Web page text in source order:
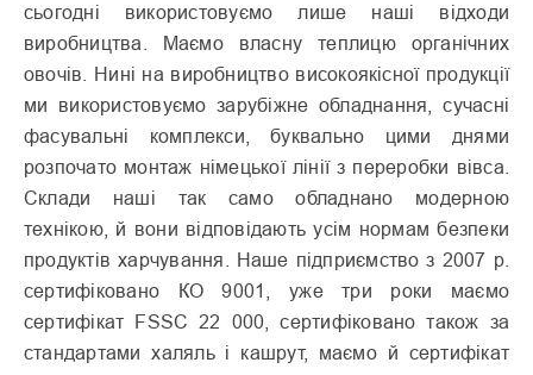
сьогодні використовуємо лише наші відходи
виробництва. Маємо власну теплицю органічних
овочів. Нині на виробництво високоякісної продукції
ми використовуємо зарубіжне обладнання, сучасні
фасувальні комплекси, буквально цими днями
розпочато монтаж німецької лінії з переробки вівса.
Склади наші так само обладнано модерною
технікою, й вони відповідають усім нормам безпеки
продуктів харчування. Наше підприємство з 2007 р.
сертифіковано КО 9001, уже три роки маємо
сертифікат FSSC 22 000, сертифіковано також за
стандартами халяль і кашрут, маємо й сертифікат